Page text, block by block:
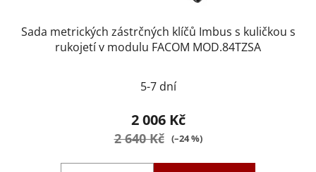
Sada metrických zástrčných klíčů Imbus s kuličkou s
rukojetí v modulu FACOM MOD.84TZSA
5-7 dní
2 006 Kč
2 640 Kč (–24 %)